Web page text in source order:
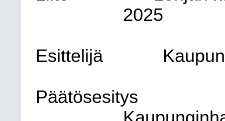
2025
Esittelijä
Päätösesitys